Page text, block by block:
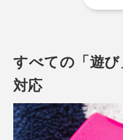
2色買って“親子”を入れ
せを楽しめます。
すべての「遊
対応